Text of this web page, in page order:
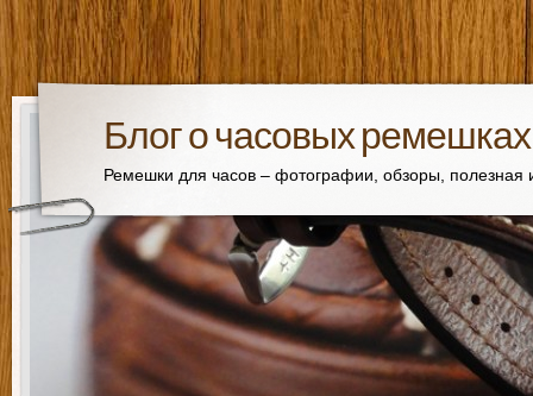
Блог о часовых ремешках
Ремешки для часов – фотографии, обзоры,